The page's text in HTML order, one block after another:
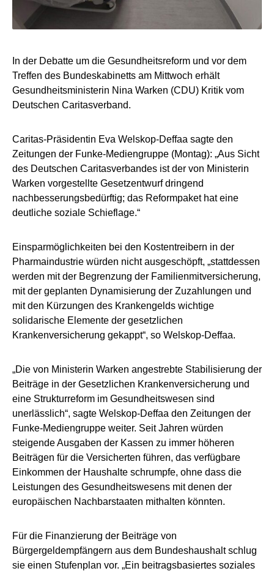
In der Debatte um die Gesundheitsreform und vor dem
Treffen des Bundeskabinetts am Mittwoch erhält
Gesundheitsministerin Nina Warken (CDU) Kritik vom
Deutschen Caritasverband.
Caritas-Präsidentin Eva Welskop-Deffaa sagte den
Zeitungen der Funke-Mediengruppe (Montag): „Aus Sicht
des Deutschen Caritasverbandes ist der von Ministerin
Warken vorgestellte Gesetzentwurf dringend
nachbesserungsbedürftig; das Reformpaket hat eine
deutliche soziale Schieflage.“
Einsparmöglichkeiten bei den Kostentreibern in der
Pharmaindustrie würden nicht ausgeschöpft, „stattdessen
werden mit der Begrenzung der Familienmitversicherung,
mit der geplanten Dynamisierung der Zuzahlungen und
mit den Kürzungen des Krankengelds wichtige
solidarische Elemente der gesetzlichen
Krankenversicherung gekappt“, so Welskop-Deffaa.
„Die von Ministerin Warken angestrebte Stabilisierung der
Beiträge in der Gesetzlichen Krankenversicherung und
eine Strukturreform im Gesundheitswesen sind
unerlässlich“, sagte Welskop-Deffaa den Zeitungen der
Funke-Mediengruppe weiter. Seit Jahren würden
steigende Ausgaben der Kassen zu immer höheren
Beiträgen für die Versicherten führen, das verfügbare
Einkommen der Haushalte schrumpfe, ohne dass die
Leistungen des Gesundheitswesens mit denen der
europäischen Nachbarstaaten mithalten könnten.
Für die Finanzierung der Beiträge von
Bürgergeldempfängern aus dem Bundeshaushalt schlug
sie einen Stufenplan vor. „Ein beitragsbasiertes soziales